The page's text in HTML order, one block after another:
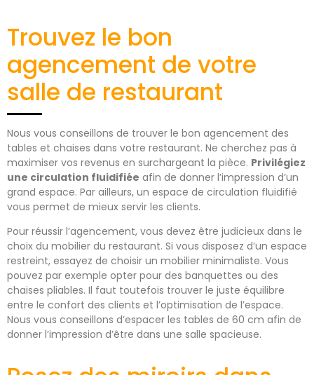
Trouvez le bon
agencement de votre
salle de restaurant
Nous vous conseillons de trouver le bon agencement des
tables et chaises dans votre restaurant. Ne cherchez pas à
maximiser vos revenus en surchargeant la pièce. Privilégiez
une circulation fluidifiée afin de donner l’impression d’un
grand espace. Par ailleurs, un espace de circulation fluidifié
vous permet de mieux servir les clients.
Pour réussir l’agencement, vous devez être judicieux dans le
choix du mobilier du restaurant. Si vous disposez d’un espace
restreint, essayez de choisir un mobilier minimaliste. Vous
pouvez par exemple opter pour des banquettes ou des
chaises pliables. Il faut toutefois trouver le juste équilibre
entre le confort des clients et l’optimisation de l’espace.
Nous vous conseillons d’espacer les tables de 60 cm afin de
donner l’impression d’être dans une salle spacieuse.